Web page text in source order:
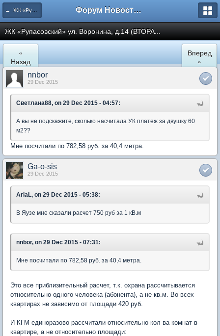
← ЖК «Рупасовский» Форум Новостройки
ЖК «Рупасовский» ул. Воронина, д.14 (ВТОРА...
«
Назад
Вперед
»
nnbor
29 Dec 2015
Светлана88, on 29 Dec 2015 - 04:57:
А вы не подскажите, сколько насчитала УК платеж за двушку 60
м2??
Мне посчитали по 782,58 руб. за 40,4 метра.
Ga-o-sis
29 Dec 2015
AriaL, on 29 Dec 2015 - 05:38:
В Яузе мне сказали расчет 750 руб за 1 кВ.м
nnbor, on 29 Dec 2015 - 07:31:
Мне посчитали по 782,58 руб. за 40,4 метра.
Это все приблизительный расчет, т.к. охрана рассчитывается
относительно одного человека (абонента), а не кв.м. Во всех
квартирах не зависимо от площади 420 руб.
И КГМ единоразово рассчитали относительно кол-ва комнат в
квартире, а не относительно площади: